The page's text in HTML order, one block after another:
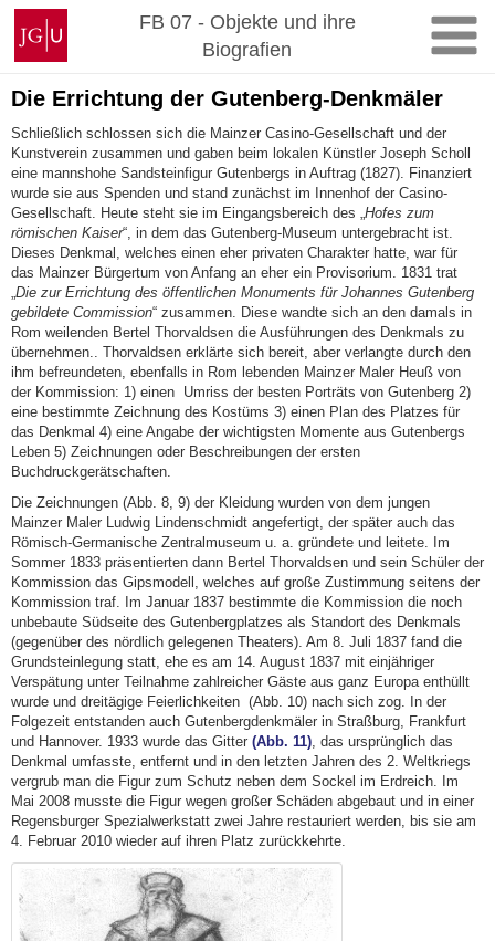
Zum
Inhalt
springen
Johannes
Gutenberg-
Universität
Mainz
FB 07 - Objekte und ihre
Biografien
Die Errichtung der Gutenberg-Denkmäler
Schließlich schlossen sich die Mainzer Casino-Gesellschaft und der
Kunstverein zusammen und gaben beim lokalen Künstler Joseph Scholl
eine mannshohe Sandsteinfigur Gutenbergs in Auftrag (1827). Finanziert
wurde sie aus Spenden und stand zunächst im Innenhof der Casino-
Gesellschaft. Heute steht sie im Eingangsbereich des „ Hofes zum
römischen Kaiser“, in dem das Gutenberg-Museum untergebracht ist.
Dieses Denkmal, welches einen eher privaten Charakter hatte, war für
das Mainzer Bürgertum von Anfang an eher ein Provisorium. 1831 trat
Die zur Errichtung des öffentlichen Monuments für Johannes Gutenberg
gebildete Commission“ zusammen. Diese wandte sich an den damals in
Rom weilenden Bertel Thorvaldsen die Ausführungen des Denkmals zu
übernehmen.. Thorvaldsen erklärte sich bereit, aber verlangte durch den
ihm befreundeten, ebenfalls in Rom lebenden Mainzer Maler Heuß von
der Kommission: 1) einen Umriss der besten Porträts von Gutenberg 2)
eine bestimmte Zeichnung des Kostüms 3) einen Plan des Platzes für
das Denkmal 4) eine Angabe der wichtigsten Momente aus Gutenbergs
Leben 5) Zeichnungen oder Beschreibungen der ersten
Buchdruckgerätschaften.
Die Zeichnungen (Abb. 8, 9) der Kleidung wurden von dem jungen
Mainzer Maler Ludwig Lindenschmidt angefertigt, der später auch das
Römisch-Germanische Zentralmuseum u. a. gründete und leitete. Im
Sommer 1833 präsentierten dann Bertel Thorvaldsen und sein Schüler der
Kommission das Gipsmodell, welches auf große Zustimmung seitens der
Kommission traf. Im Januar 1837 bestimmte die Kommission die noch
unbebaute Südseite des Gutenbergplatzes als Standort des Denkmals
(gegenüber des nördlich gelegenen Theaters). Am 8. Juli 1837 fand die
Grundsteinlegung statt, ehe es am 14. August 1837 mit einjähriger
Verspätung unter Teilnahme zahlreicher Gäste aus ganz Europa enthüllt
wurde und dreitägige Feierlichkeiten (Abb. 10) nach sich zog. In der
Folgezeit entstanden auch Gutenbergdenkmäler in Straßburg, Frankfurt
und Hannover. 1933 wurde das Gitter (Abb. 11) , das ursprünglich das
Denkmal umfasste, entfernt und in den letzten Jahren des 2. Weltkriegs
vergrub man die Figur zum Schutz neben dem Sockel im Erdreich. Im
Mai 2008 musste die Figur wegen großer Schäden abgebaut und in einer
Regensburger Spezialwerkstatt zwei Jahre restauriert werden, bis sie am
4. Februar 2010 wieder auf ihren Platz zurückkehrte.